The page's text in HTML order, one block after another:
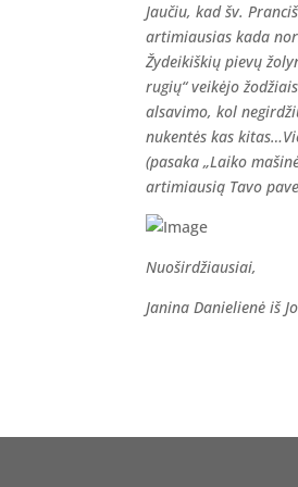
Jaučiu, kad šv.
artimiausias kada
Žydeikiškių pievų
rugių“ veikėjo
alsavimo, kol
nukentės kas
(pasaka „Laiko
artimiausią Tavo
Nuoširdžiausiai,
Janina Danielienė iš